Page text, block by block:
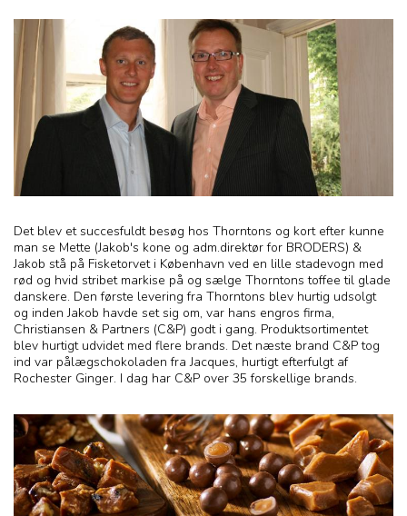
Det blev et succesfuldt besøg hos Thorntons og kort efter kunne
man se Mette (Jakob's kone og adm.direktør for BRODERS) &
Jakob stå på Fisketorvet i København ved en lille stadevogn med
rød og hvid stribet markise på og sælge Thorntons toffee til glade
danskere. Den første levering fra Thorntons blev hurtig udsolgt
og inden Jakob havde set sig om, var hans engros firma,
Christiansen & Partners (C&P) godt i gang. Produktsortimentet
blev hurtigt udvidet med flere brands. Det næste brand C&P tog
ind var pålægschokoladen fra Jacques, hurtigt efterfulgt af
Rochester Ginger. I dag har C&P over 35 forskellige brands.